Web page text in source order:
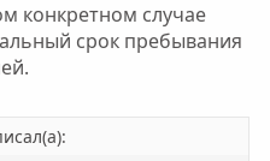
конкретном случае
срок пребывания